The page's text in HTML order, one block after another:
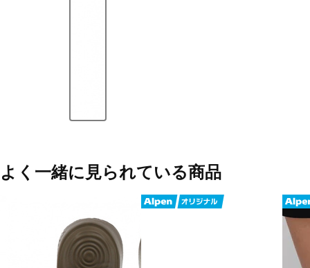
よく一緒に見られている商品